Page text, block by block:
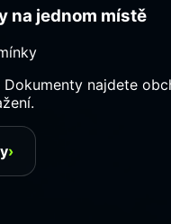
na jednom místě
najdete
›